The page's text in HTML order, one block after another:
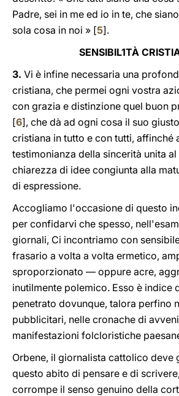
Padre, sei in me ed io in te, che
sola cosa in noi » [5].
SENSIBIL1TÀ
3. Vi è infine necessaria una
cristiana, che permei ogni vostra
con grazia e distinzione quel buon
[6], che dà ad ogni cosa il suo
cristiana in tutto e con tutti, affinché
testimonianza della sincerità unita
chiarezza di idee congiunta alla
di espressione.
Accogliamo l'occasione di questo
per confidarvi che spesso,
giornali, Ci incontriamo con
frasario a volta a volta ermetico,
sproporzionato — oppure acre,
inutilmente polemico. Esso è indice
penetrato dovunque, talora perfino
pubblicitari, nelle cronache di
manifestazioni folcloristiche
Orbene, il giornalista cattolico deve
questo abito di pensare e di
corrompe il senso genuino della